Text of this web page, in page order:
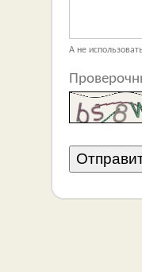
А не